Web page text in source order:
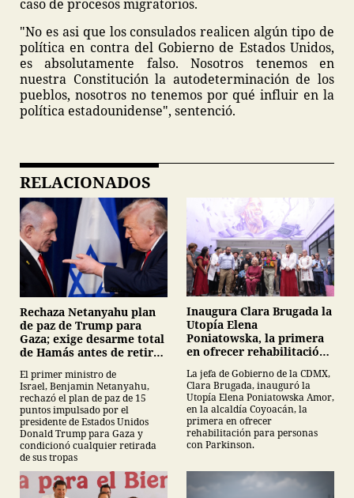
caso de procesos migratorios.
"No es asi que los consulados realicen algún tipo de
política en contra del Gobierno de Estados Unidos,
es absolutamente falso. Nosotros tenemos en
nuestra Constitución la autodeterminación de los
pueblos, nosotros no tenemos por qué influir en la
política estadounidense", sentenció.
RELACIONADOS
Rechaza Netanyahu plan
de paz de Trump para
Gaza; exige desarme total
de Hamás antes de retirar
El primer ministro de
Israel, Benjamin Netanyahu,
rechazó el plan de paz de 15
puntos impulsado por el
presidente de Estados Unidos
Donald Trump para Gaza y
condicionó cualquier retirada
de sus tropas
Inaugura Clara Brugada la
Utopía Elena
Poniatowska, la primera
en ofrecer rehabilitación
Parkinson
La jefa de Gobierno de la CDMX,
Clara Brugada, inauguró la
Utopía Elena Poniatowska Amor,
en la alcaldía Coyoacán, la
primera en ofrecer
rehabilitación para personas
con Parkinson.